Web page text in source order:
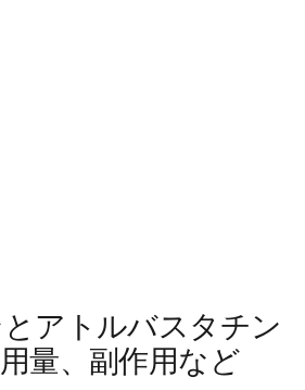
アトルバスタチン
量、副作用など